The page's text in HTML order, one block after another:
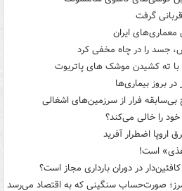
معماری‌های ایران
جسد را در چاه مخفی کرد
با ته کشیدن موشک های پاتریوت
بروز بیماری‌ها
فرار از سرزمین‌های اشغالی
را خالی می‌کند؟
اروپا اضطرار آفرید
است!
در دوران بارداری مجاز است؟
صورت‌حساب سنگینی که به اقتصاد می‌رسد